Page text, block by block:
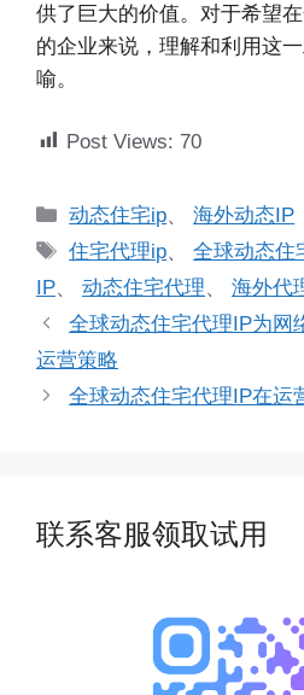
供了巨大的价值。对于希望
的企业来说，理解和利用这
喻。
Post Views: 70
分
类
动态住宅ip、海外动态IP
标
签
住宅代理ip、全球动态住
IP、 动态住宅代理、 海外代
全球动态住宅代理IP为网
运营策略
全球动态住宅代理IP在运
联系客服领取试用